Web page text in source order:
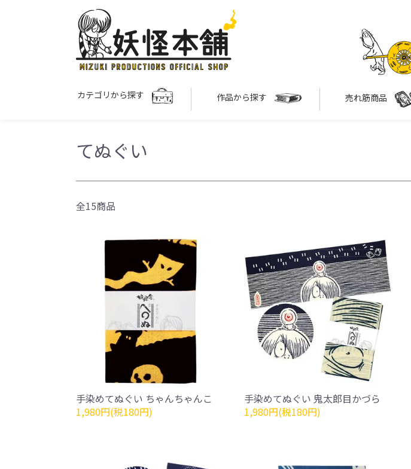
カテゴリから探す 作品から探す 売れ筋商品
てぬぐい
全15商品
手染めてぬぐい ちゃんちゃんこ
1,980円(税180円)
手染めてぬぐい 鬼太郎目かづら
1,980円(税180円)